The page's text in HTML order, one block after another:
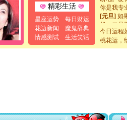
精彩生活
星座运势
每日财运
花边新闻
魔鬼辞典
情感测试
生活笑话
你是我专
[元旦]如
起；二是
离。水晶
[元旦]当
泣，这痛
[圣诞节]
今日运程
桃花运，